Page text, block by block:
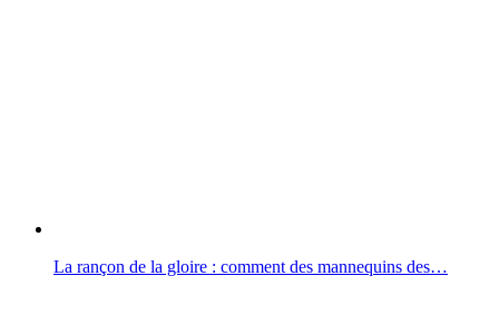
La rançon de la gloire : comment des mannequins des…